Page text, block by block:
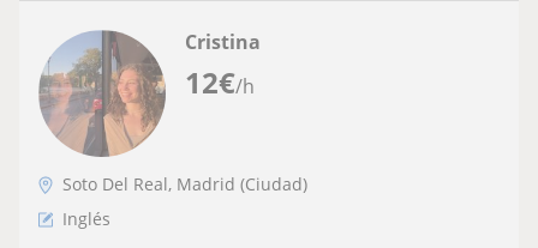
12€/h
Cristina
Soto Del Real, Madrid (Ciudad)
Inglés